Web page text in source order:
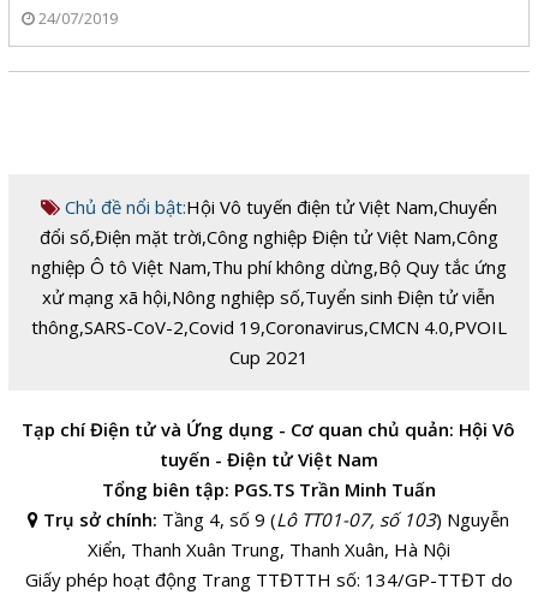
24/07/2019
Chủ đề nổi bật:Hội Vô tuyến điện tử Việt Nam,Chuyển
đổi số,Điện mặt trời,Công nghiệp Điện tử Việt Nam,Công
nghiệp Ô tô Việt Nam,Thu phí không dừng,Bộ Quy tắc ứng
xử mạng xã hội,Nông nghiệp số,Tuyển sinh Điện tử viễn
thông,SARS-CoV-2,Covid 19,Coronavirus,CMCN 4.0,PVOIL
Cup 2021
Tạp chí Điện tử và Ứng dụng - Cơ quan chủ quản: Hội Vô
tuyến - Điện tử Việt Nam
Tổng biên tập: PGS.TS Trần Minh Tuấn
Trụ sở chính: Tầng 4, số 9 (Lô TT01-07, số 103) Nguyễn
Xiển, Thanh Xuân Trung, Thanh Xuân, Hà Nội
Giấy phép hoạt động Trang TTĐTTH số: 134/GP-TTĐT do